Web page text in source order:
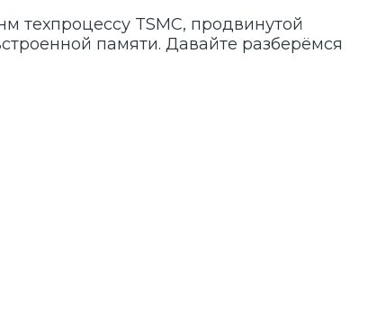
техпроцессу TSMC, продвинутой
памяти. Давайте разберёмся